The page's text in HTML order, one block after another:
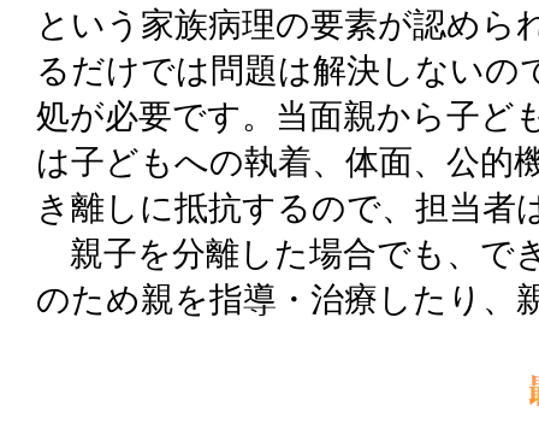
という家族病理の要素が認め
るだけでは問題は解決しないの
処が必要です。当面親から子ど
は子どもへの執着、体面、公的
き離しに抵抗するので、担当者
親子を分離した場合でも、で
のため親を指導・治療したり、